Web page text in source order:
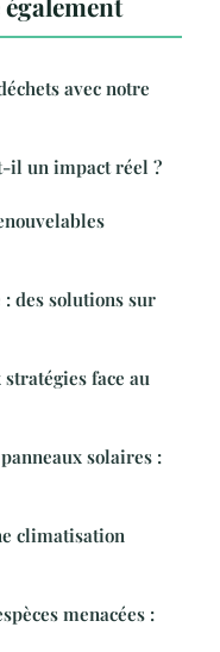
avec notre
il un impact réel ?
des solutions sur
face au
solaires :
climatisation
menacées :